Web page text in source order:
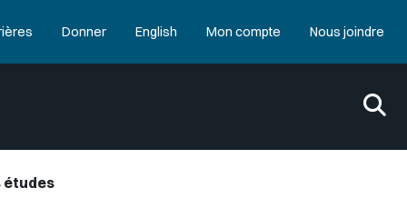
Donner English Mon compte Nous joindre
études